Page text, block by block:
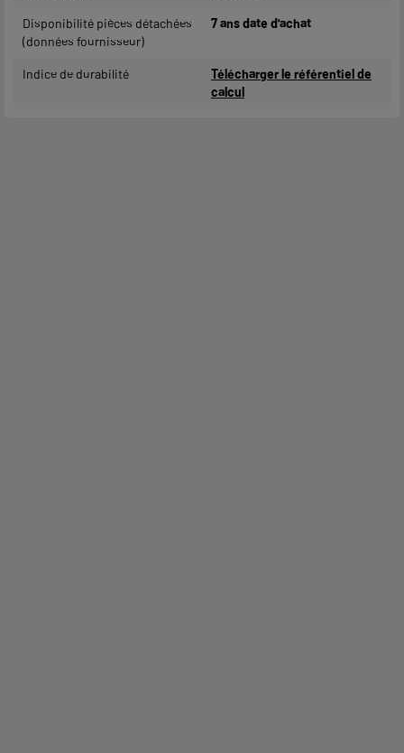
Disponibilité pièces détachées
(données fournisseur)
7 ans date d'achat
Indice de durabilité
Télécharger le référentiel de
calcul